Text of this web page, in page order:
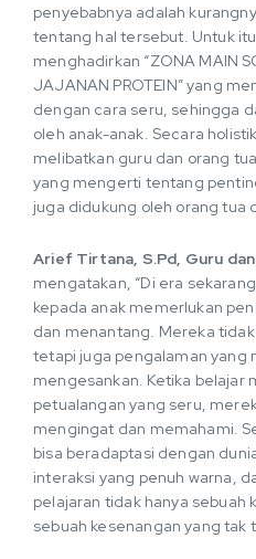
penyebabnya adalah
tentang hal tersebut. Untuk
menghadirkan “ZONA MAIN
JAJANAN PROTEIN” yang
dengan cara seru, sehingga
oleh anak-anak. Secara
melibatkan guru dan orang
yang mengerti tentang
juga didukung oleh orang tua
Arief Tirtana, S.Pd, Guru
mengatakan, “Di era
kepada anak memerlukan
dan menantang. Mereka
tetapi juga pengalaman yang
mengesankan. Ketika belajar
petualangan yang seru,
mengingat dan memahami.
bisa beradaptasi dengan
interaksi yang penuh warna,
pelajaran tidak hanya sebuah
sebuah kesenangan yang tak